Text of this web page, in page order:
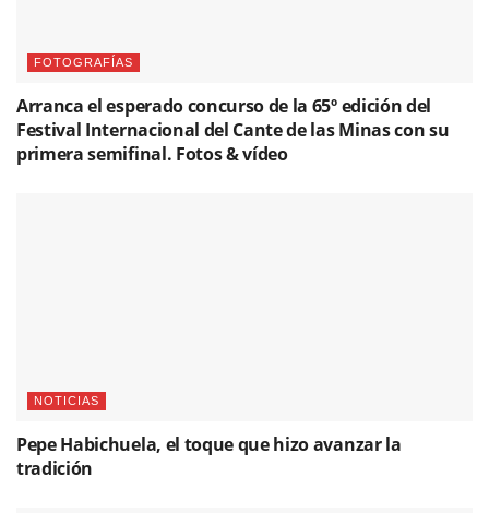
FOTOGRAFÍAS
Arranca el esperado concurso de la 65º edición del
Festival Internacional del Cante de las Minas con su
primera semifinal. Fotos & vídeo
NOTICIAS
Pepe Habichuela, el toque que hizo avanzar la
tradición